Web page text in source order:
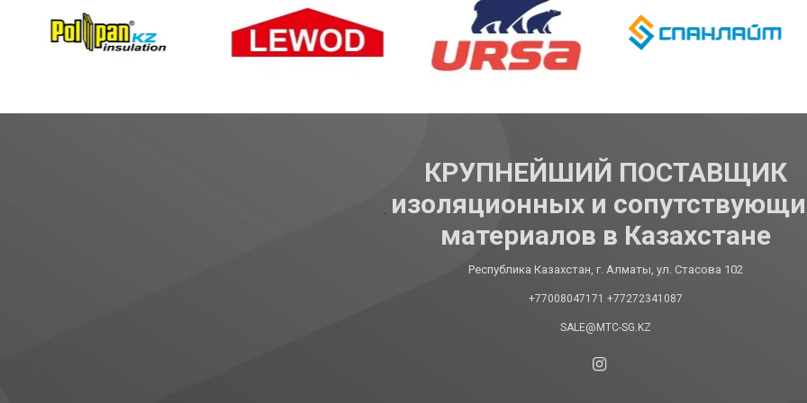
КРУПНЕЙШИЙ ПОСТАВЩИК
изоляционных и
материалов в Казахстане
Республика Казахстан, г. Алматы, ул. Стасова 102
+77008047171 +77272341087
SALE@MTC-SG.KZ